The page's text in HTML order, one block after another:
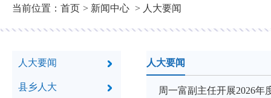
当前位置： 首页 > 新闻中心 > 人大要闻
人大要闻
县乡人大
人大要闻
周一富副主任开展2026年